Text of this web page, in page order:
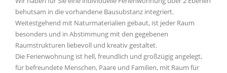
behutsam in die vorhandene Bausubstanz integriert.
Weitestgehend mit Naturmaterialien gebaut, ist jeder Raum
besonders und in Abstimmung mit den gegebenen
Raumstrukturen liebevoll und kreativ gestaltet.
Die Ferienwohnung ist hell, freundlich und großzügig angelegt,
für befreundete Menschen, Paare und Familien, mit Raum für